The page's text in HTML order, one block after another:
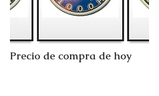
Precio de compra de hoy